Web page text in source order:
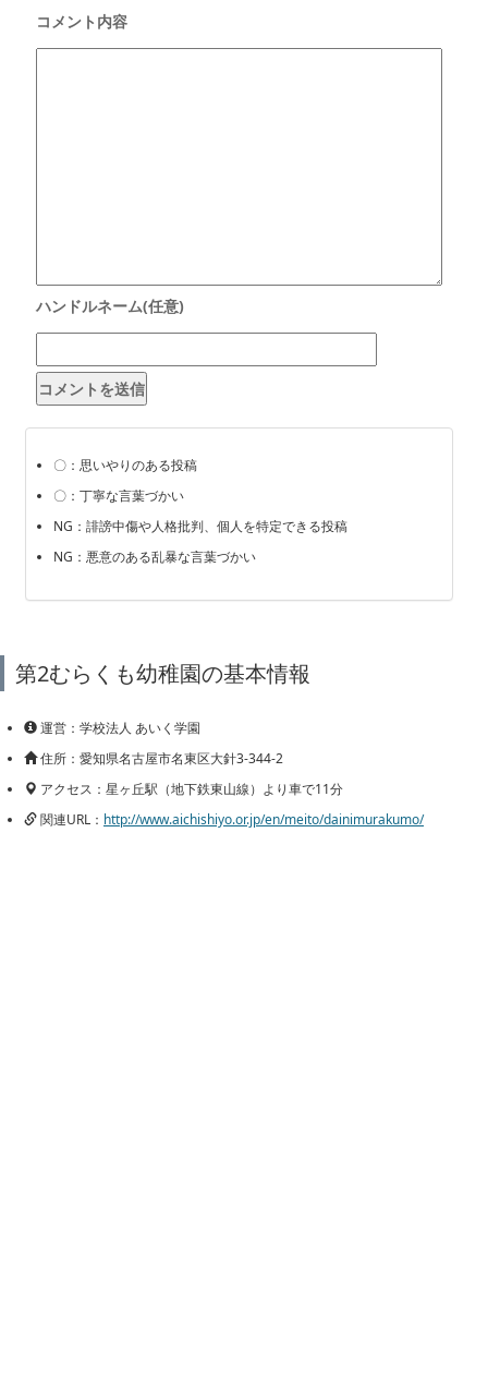
〇：思いやりのある投稿
〇：丁寧な言葉づかい
NG：誹謗中傷や人格批判、個人を特定できる投稿
NG：悪意のある乱暴な言葉づかい
第2むらくも幼稚園の基本情報
運営：学校法人 あいく学園
住所：愛知県名古屋市名東区大針3-344-2
アクセス：星ヶ丘駅（地下鉄東山線）より車で11分
関連URL： http://www.aichishiyo.or.jp/en/meito/dainimurakumo/